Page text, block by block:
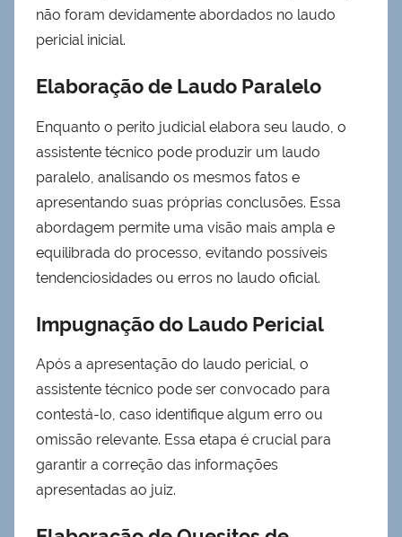
não foram devidamente abordados no laudo
pericial inicial.
Elaboração de Laudo Paralelo
Enquanto o perito judicial elabora seu laudo, o
assistente técnico pode produzir um laudo
paralelo, analisando os mesmos fatos e
apresentando suas próprias conclusões. Essa
abordagem permite uma visão mais ampla e
equilibrada do processo, evitando possíveis
tendenciosidades ou erros no laudo oficial.
Impugnação do Laudo Pericial
Após a apresentação do laudo pericial, o
assistente técnico pode ser convocado para
contestá-lo, caso identifique algum erro ou
omissão relevante. Essa etapa é crucial para
garantir a correção das informações
apresentadas ao juiz.